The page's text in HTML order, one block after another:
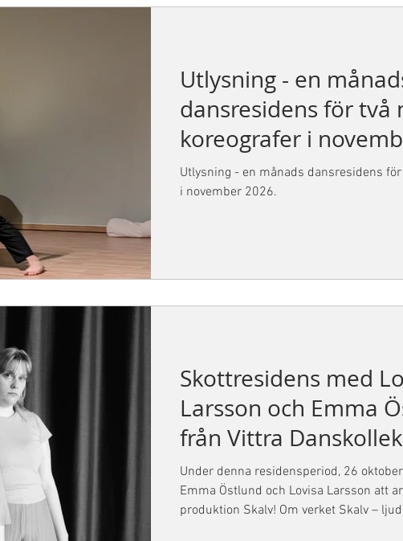
Utlysning - en
dansresidens för två
koreografer i
Utlysning - en månads dansresidens
i november 2026.
Skottresidens med
Larsson och Emma
från Vittra
arbetar med sin
Skalv!
Under denna residensperiod, 26
Emma Östlund och Lovisa Larsson att
produktion Skalv! Om verket Skalv – ljudet av marken som